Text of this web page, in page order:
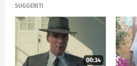
SUGGERITI
00:34